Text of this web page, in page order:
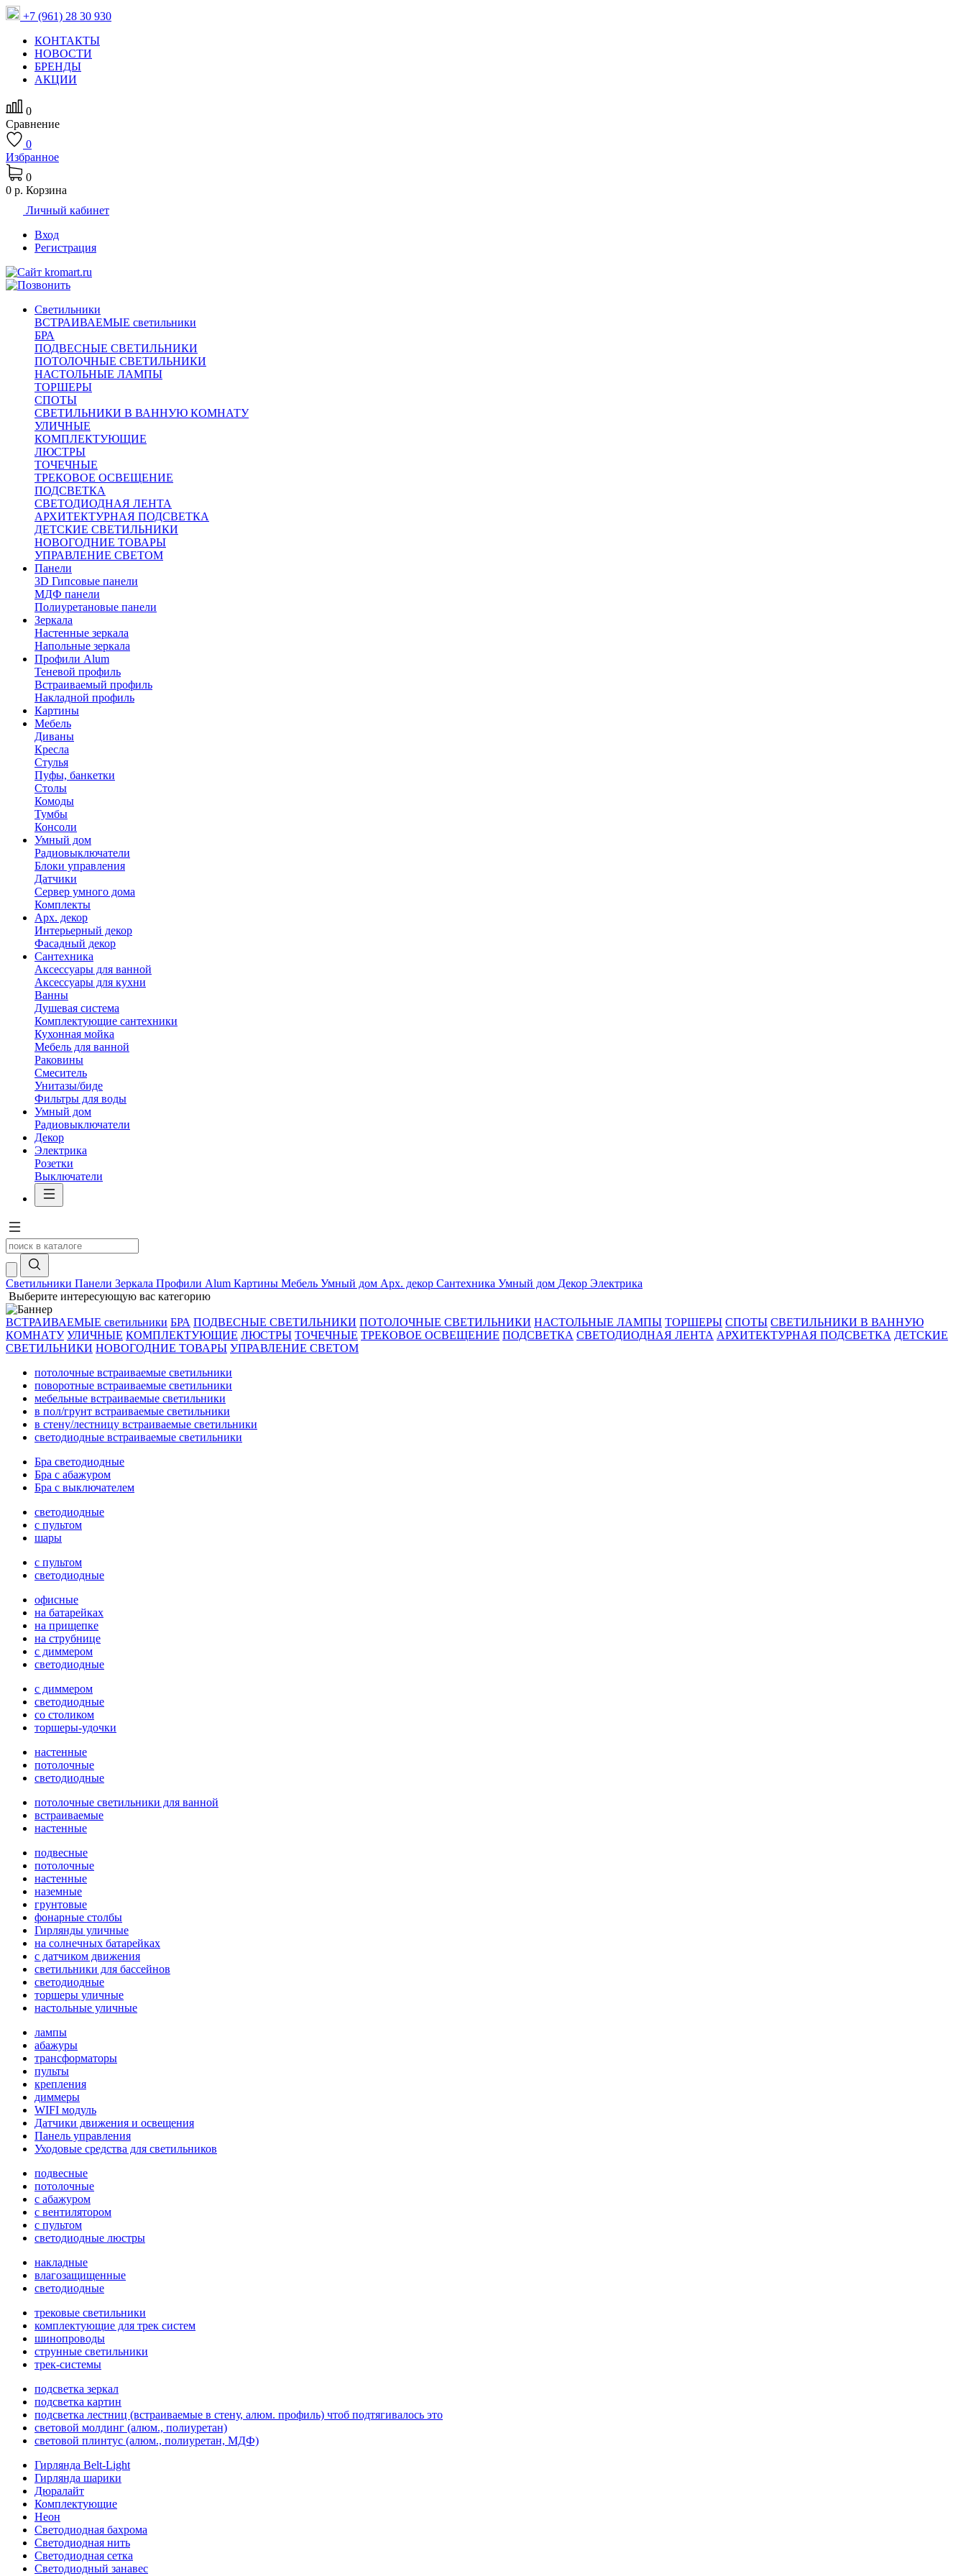
+7 (961) 28 30 930
КОНТАКТЫ
НОВОСТИ
БРЕНДЫ
АКЦИИ
0
Сравнение
0
Избранное
0
0 р. Корзина
Личный кабинет
Вход
Регистрация
Светильники
ВСТРАИВАЕМЫЕ светильники
БРА
ПОДВЕСНЫЕ СВЕТИЛЬНИКИ
ПОТОЛОЧНЫЕ СВЕТИЛЬНИКИ
НАСТОЛЬНЫЕ ЛАМПЫ
ТОРШЕРЫ
СПОТЫ
СВЕТИЛЬНИКИ В ВАННУЮ КОМНАТУ
УЛИЧНЫЕ
КОМПЛЕКТУЮЩИЕ
ЛЮСТРЫ
ТОЧЕЧНЫЕ
ТРЕКОВОЕ ОСВЕЩЕНИЕ
ПОДСВЕТКА
СВЕТОДИОДНАЯ ЛЕНТА
АРХИТЕКТУРНАЯ ПОДСВЕТКА
ДЕТСКИЕ СВЕТИЛЬНИКИ
НОВОГОДНИЕ ТОВАРЫ
УПРАВЛЕНИЕ СВЕТОМ
Панели
3D Гипсовые панели
МДФ панели
Полиуретановые панели
Зеркала
Настенные зеркала
Напольные зеркала
Профили Alum
Теневой профиль
Встраиваемый профиль
Накладной профиль
Картины
Мебель
Диваны
Кресла
Стулья
Пуфы, банкетки
Столы
Комоды
Тумбы
Консоли
Умный дом
Радиовыключатели
Блоки управления
Датчики
Сервер умного дома
Комплекты
Арх. декор
Интерьерный декор
Фасадный декор
Сантехника
Аксессуары для ванной
Аксессуары для кухни
Ванны
Душевая система
Комплектующие сантехники
Кухонная мойка
Мебель для ванной
Раковины
Смеситель
Унитазы/биде
Фильтры для воды
Умный дом
Радиовыключатели
Декор
Электрика
Розетки
Выключатели
Светильники Панели Зеркала Профили Alum Картины Мебель Умный дом Арх. декор Сантехника Умный дом Декор Электрика
Выберите интересующую вас категорию
ВСТРАИВАЕМЫЕ светильники БРА ПОДВЕСНЫЕ СВЕТИЛЬНИКИ ПОТОЛОЧНЫЕ СВЕТИЛЬНИКИ НАСТОЛЬНЫЕ ЛАМПЫ ТОРШЕРЫ СПОТЫ СВЕТИЛЬНИКИ В ВАННУЮ
КОМНАТУ УЛИЧНЫЕ КОМПЛЕКТУЮЩИЕ ЛЮСТРЫ ТОЧЕЧНЫЕ ТРЕКОВОЕ ОСВЕЩЕНИЕ ПОДСВЕТКА СВЕТОДИОДНАЯ ЛЕНТА АРХИТЕКТУРНАЯ ПОДСВЕТКА ДЕТСКИЕ
СВЕТИЛЬНИКИ НОВОГОДНИЕ ТОВАРЫ УПРАВЛЕНИЕ СВЕТОМ
потолочные встраиваемые светильники
поворотные встраиваемые светильники
мебельные встраиваемые светильники
в пол/грунт встраиваемые светильники
в стену/лестницу встраиваемые светильники
светодиодные встраиваемые светильники
Бра светодиодные
Бра с абажуром
Бра с выключателем
светодиодные
с пультом
шары
с пультом
светодиодные
офисные
на батарейках
на прищепке
на струбнице
с диммером
светодиодные
с диммером
светодиодные
со столиком
торшеры-удочки
настенные
потолочные
светодиодные
потолочные светильники для ванной
встраиваемые
настенные
подвесные
потолочные
настенные
наземные
грунтовые
фонарные столбы
Гирлянды уличные
на солнечных батарейках
с датчиком движения
светильники для бассейнов
светодиодные
торшеры уличные
настольные уличные
лампы
абажуры
трансформаторы
пульты
крепления
диммеры
WIFI модуль
Датчики движения и освещения
Панель управления
Уходовые средства для светильников
подвесные
потолочные
с абажуром
с вентилятором
с пультом
светодиодные люстры
накладные
влагозащищенные
светодиодные
трековые светильники
комплектующие для трек систем
шинопроводы
струнные светильники
трек-системы
подсветка зеркал
подсветка картин
подсветка лестниц (встраиваемые в стену, алюм. профиль) чтоб подтягивалось это
световой молдинг (алюм., полиуретан)
световой плинтус (алюм., полиуретан, МДФ)
Гирлянда Belt-Light
Гирлянда шарики
Дюралайт
Комплектующие
Неон
Светодиодная бахрома
Светодиодная нить
Светодиодная сетка
Светодиодный занавес